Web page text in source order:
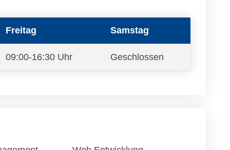
Freitag Samstag
09:00-16:30 Uhr Geschlossen